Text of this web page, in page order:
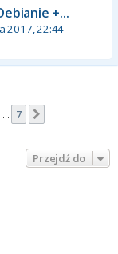
+...
2017, 22:44
7
Przejdź do